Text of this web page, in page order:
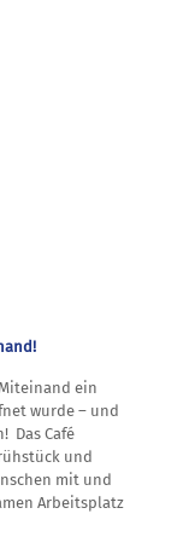
ein
wurde – und
Das Café
und
mit und
Arbeitsplatz